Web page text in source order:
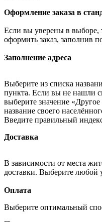
Оформление заказа в
Если вы уверены в выборе,
оформить заказ, заполнив
Заполнение адреса
Выберите из списка
пункта. Если вы не нашли
выберите значение
название своего
Введите правильный
Доставка
В зависимости от места
доставки. Выберите любой
Оплата
Выберите оптимальный